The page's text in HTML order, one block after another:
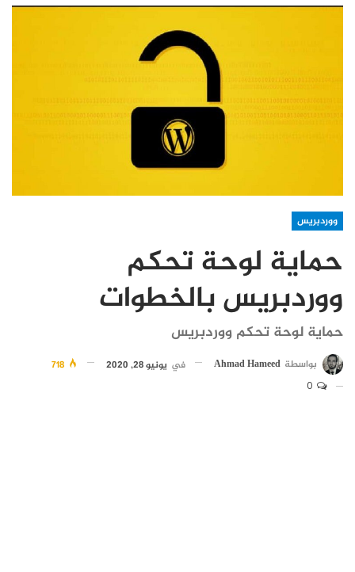
ووردبريس
حماية لوحة تحكم
ووردبريس بالخطوات
حماية لوحة تحكم ووردبريس
بواسطة Ahmad Hameed في يونيو 28, 2020